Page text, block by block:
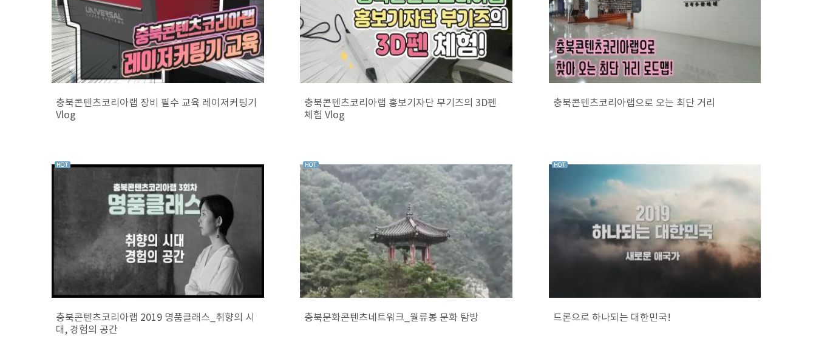
충북콘텐츠코리아랩 장비 필수 교육 레이저커팅기
Vlog
충북콘텐츠코리아랩 홍보기자단 부기즈의 3D펜
체험 Vlog
충북콘텐츠코리아랩으로 오는 최단 거리
충북콘텐츠코리아랩 2019 명품클래스_취향의 시
대, 경험의 공간
충북문화콘텐츠네트워크_월류봉 문화 탐방 드론으로 하나되는 대한민국!